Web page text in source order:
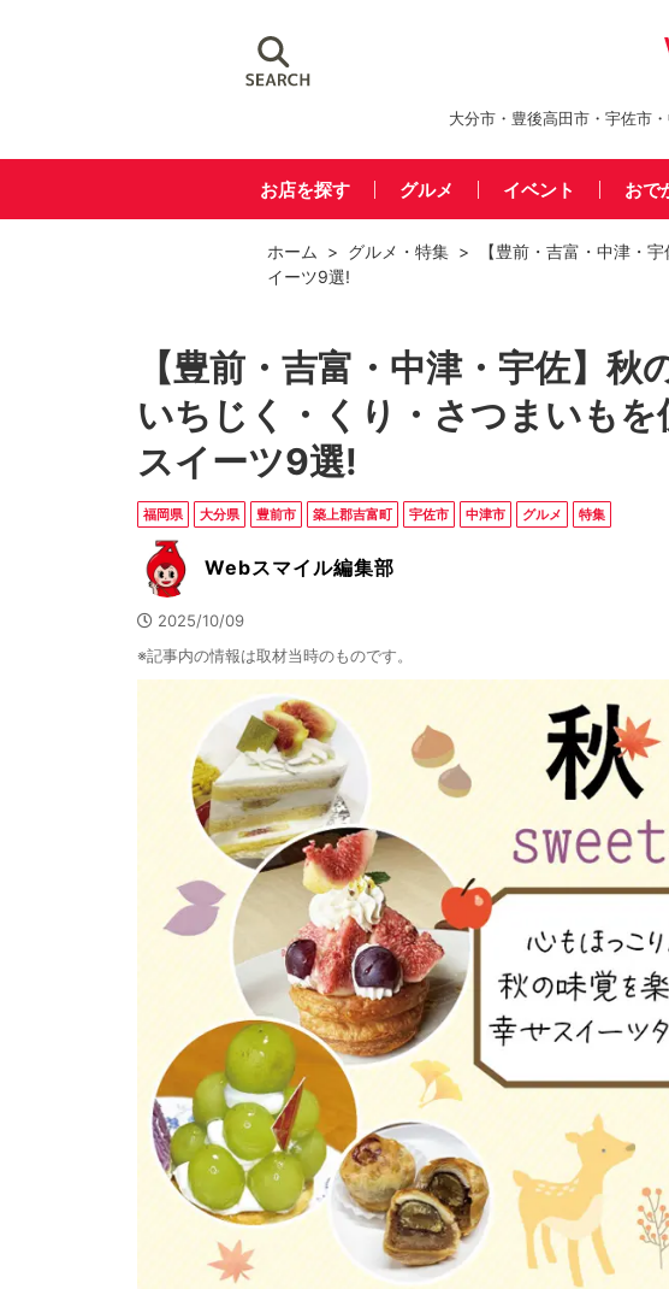
大分市・豊後高田市・宇佐市
お店を探す グルメ イベント おで
ホーム > グルメ ・ 特集 > 【豊前・吉富・中津・宇
イーツ9選!
【豊前・吉富・中津・宇佐】秋
いちじく・くり・さつまいもを
スイーツ9選!
福岡県 大分県 豊前市 築上郡吉富町 宇佐市 中津市 グルメ 特集
Webスマイル編集部
2025/10/09
※記事内の情報は取材当時のものです。